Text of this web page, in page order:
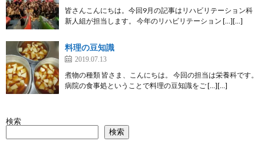
皆さんこんにちは。今回9月の記事はリハビリテーション科
新人組が担当します。 今年のリハビリテーション […][…]
料理の豆知識
2019.07.13
煮物の種類 皆さま、こんにちは。 今回の担当は栄養科です。
病院の食事処ということで料理の豆知識をご […][…]
検索
検索